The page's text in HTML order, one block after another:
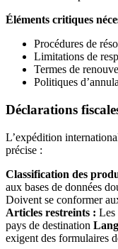
Éléments critiques
Procédures de
Limitations de
Termes de
Politiques
Déclarations
L’expédition
précise :
Classification des
aux bases de données
Doivent se conformer
Articles restreints : Les
pays de destination
exigent des formulaires